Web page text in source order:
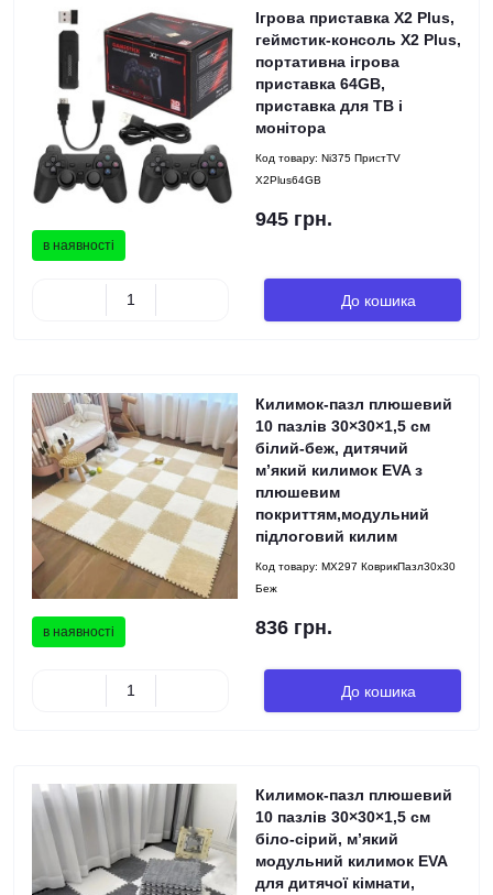
в наявності
Ігрова приставка X2 Plus,
геймстик-консоль X2 Plus,
портативна ігрова
приставка 64GB,
приставка для ТВ і
монітора
Код товару: Ni375 ПристTV
X2Plus64GB
945 грн.
До кошика
в наявності
Килимок-пазл плюшевий
10 пазлів 30×30×1,5 см
білий-беж, дитячий
м’який килимок EVA з
плюшевим
покриттям,модульний
підлоговий килим
Код товару: MX297 КоврикПазл30x30
Беж
836 грн.
До кошика
Килимок-пазл плюшевий
10 пазлів 30×30×1,5 см
біло-сірий, м’який
модульний килимок EVA
для дитячої кімнати,